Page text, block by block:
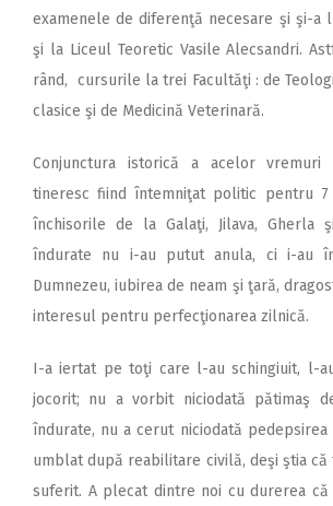
examenele de diferenţă necesare şi şi-a
şi la Liceul Teoretic Vasile Alecsandri.
rând, cursurile la trei Facultăţi : de
clasice şi de Medicină Veterinară.
Conjunctura istorică a acelor
tineresc fiind întemniţat politic pentru 7
închisorile de la Galaţi, Jilava, Gherla
îndurate nu i-au putut anula, ci i-au
Dumnezeu, iubirea de neam şi ţară,
interesul pentru perfecţionarea zilnică.
I-a iertat pe toţi care l-au schingiuit, l-
jocorit; nu a vorbit niciodată pătimaş
îndurate, nu a cerut niciodată
umblat după reabilitare civilă, deşi ştia că
suferit. A plecat dintre noi cu durerea